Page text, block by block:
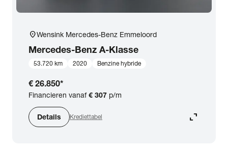
location_onWensink Mercedes-Benz Emmeloord
Mercedes-Benz A-Klasse
53.720 km 2020 Benzine hybride
€ 26.850*
Financieren vanaf€ 307 p/m
Details Krediettabel expand_content